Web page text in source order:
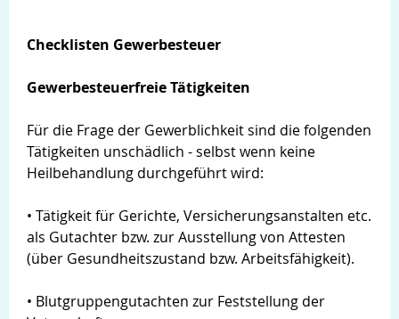
Checklisten Gewerbesteuer
Gewerbesteuerfreie Tätigkeiten
Für die Frage der Gewerblichkeit sind die folgenden
Tätigkeiten unschädlich - selbst wenn keine
Heilbehandlung durchgeführt wird:
• Tätigkeit für Gerichte, Versicherungsanstalten etc.
als Gutachter bzw. zur Ausstellung von Attesten
(über Gesundheitszustand bzw. Arbeitsfähigkeit).
• Blutgruppengutachten zur Feststellung der